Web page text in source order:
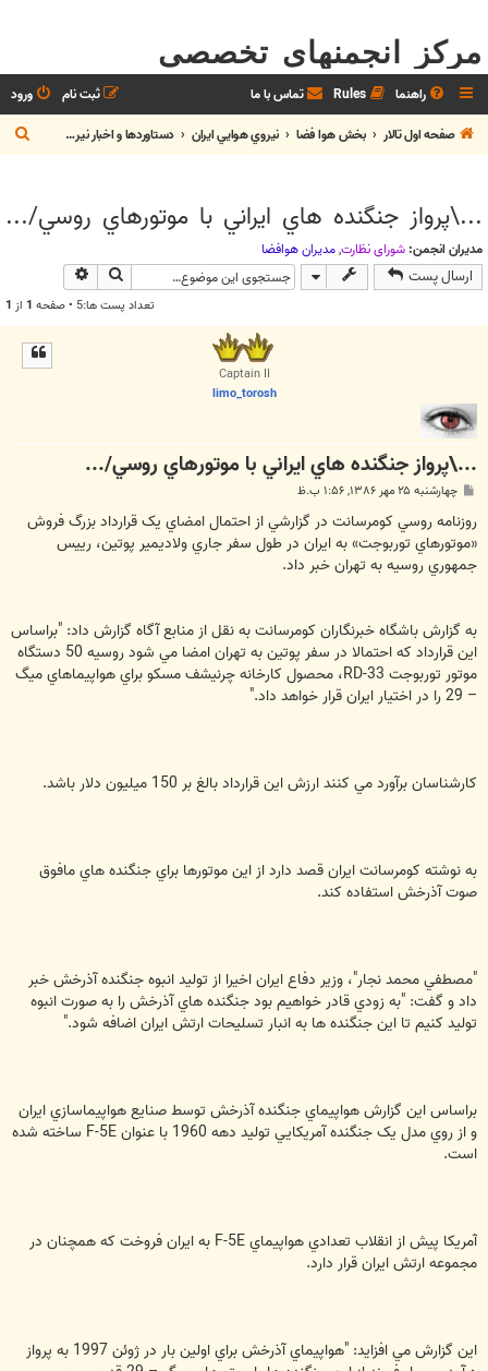
مرکز انجمنهای تخصصی
راهنما Rules تماس با ما ورود
ثبت نام
صفحه اول تالار
بخش هوا فضا نيروي هوايي ايران دستاوردها و اخبار نيروي هوايي
س
ج...\پرواز جنگنده هاي ايراني با موتورهاي روسي/...
مدیران انجمن: شوراي نظارت,مديران هوافضا
ارسال پست جستجو
تعداد پست ها:5 • صفحه 1 از 1
Captain II
limo_torosh
...\پرواز جنگنده هاي ايراني با موتورهاي روسي/...
س
ت
چهارشنبه ۲۵ مهر ۱۳۸۶, ۱:۵۶ ب.ظ
روزنامه روسي کومرسانت در گزارشي از احتمال امضاي يک قرارداد بزرگ فروش
«موتورهاي توربوجت» به ايران در طول سفر جاري ولاديمير پوتين، رييس
جمهوري روسيه به تهران خبر داد.
به گزارش باشگاه خبرنگاران کومرسانت به نقل از منابع آگاه گزارش داد: "براساس
اين قرارداد که احتمالا در سفر پوتين به تهران امضا مي شود روسيه 50 دستگاه
موتور توربوجت RD-33، محصول کارخانه چرنيشف مسکو براي هواپيماهاي ميگ
– 29 را در اختيار ايران قرار خواهد داد."
کارشناسان برآورد مي کنند ارزش اين قرارداد بالغ بر 150 ميليون دلار باشد.
به نوشته کومرسانت ايران قصد دارد از اين موتورها براي جنگنده هاي مافوق
صوت آذرخش استفاده کند.
"مصطفي محمد نجار"، وزير دفاع ايران اخيرا از توليد انبوه جنگنده آذرخش خبر
داد و گفت: "به زودي قادر خواهيم بود جنگنده هاي آذرخش را به صورت انبوه
توليد کنيم تا اين جنگنده ها به انبار تسليحات ارتش ايران اضافه شود."
براساس اين گزارش هواپيماي جنگنده آذرخش توسط صنايع هواپيماسازي ايران
و از روي مدل يک جنگنده آمريکايي توليد دهه 1960 با عنوان F-5E ساخته شده
است.
آمريکا پيش از انقلاب تعدادي هواپيماي F-5E به ايران فروخت که همچنان در
مجموعه ارتش ايران قرار دارد.
اين گزارش مي افزايد: "هواپيماي آذرخش براي اولين بار در ژوئن 1997 به پرواز